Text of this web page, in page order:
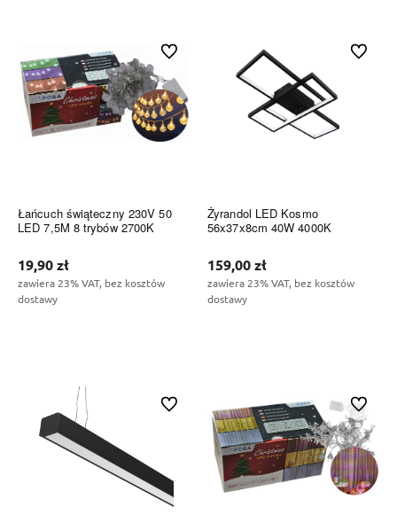
Łańcuch świąteczny 230V 50
LED 7,5M 8 trybów 2700K
19,90 zł
zawiera 23% VAT, bez kosztów
dostawy
Do ulubionych
Żyrandol LED Kosmo
56x37x8cm 40W 4000K
159,00 zł
zawiera 23% VAT, bez kosztów
dostawy
Do
Do ulubionych Do